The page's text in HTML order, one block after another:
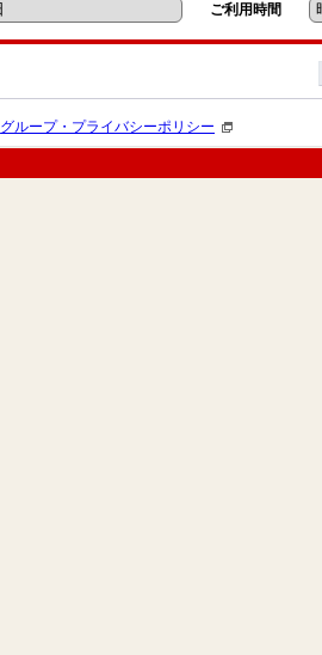
ご利用時間
グループ・プライバシーポリシー